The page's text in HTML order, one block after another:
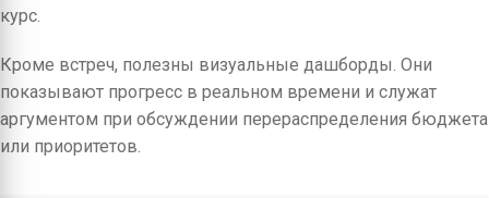
курс.
Кроме встреч, полезны визуальные дашборды. Они
показывают прогресс в реальном времени и служат
аргументом при обсуждении перераспределения бюджета
или приоритетов.